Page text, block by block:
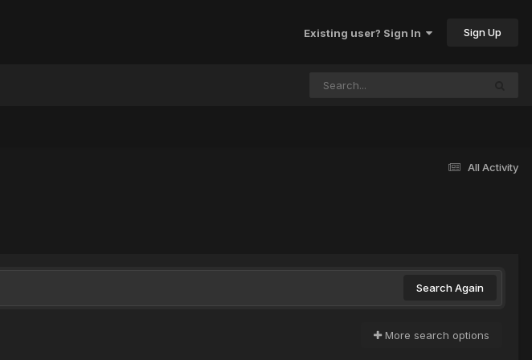
Existing user? Sign In Sign Up
All Activity
Search Again
More search options